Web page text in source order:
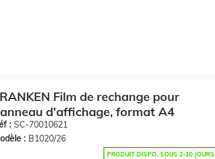
Film de rechange pour
d'affichage, format A4
: SC-70010621
: B1020/26
PRODUIT DISPO. SOUS 2-10 JOURS